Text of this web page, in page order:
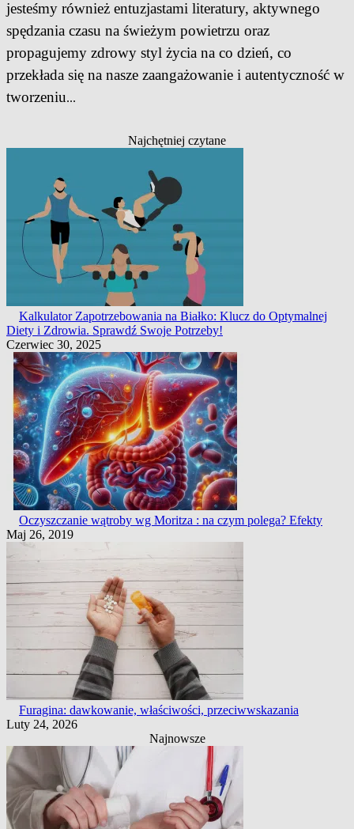
jesteśmy również entuzjastami literatury, aktywnego
spędzania czasu na świeżym powietrzu oraz
propagujemy zdrowy styl życia na co dzień, co
przekłada się na nasze zaangażowanie i autentyczność w
tworzeniu...
Najchętniej czytane
Kalkulator Zapotrzebowania na Białko: Klucz do Optymalnej
Diety i Zdrowia. Sprawdź Swoje Potrzeby!
Czerwiec 30, 2025
Oczyszczanie wątroby wg Moritza : na czym polega? Efekty
Maj 26, 2019
Furagina: dawkowanie, właściwości, przeciwwskazania
Luty 24, 2026
Najnowsze